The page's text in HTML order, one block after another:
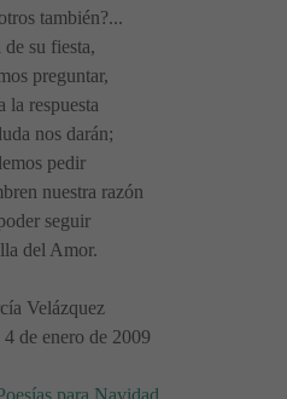
también?...
su fiesta,
preguntar,
la respuesta
nos darán;
pedir
nuestra razón
seguir
del Amor.
Velázquez
de enero de 2009
para Navidad